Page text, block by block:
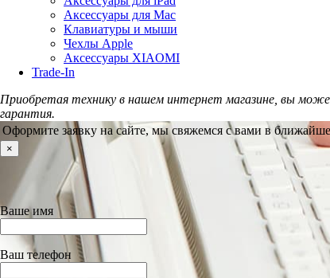
Аксессуары для Mac
Клавиатуры и мыши
Чехлы Apple
Аксессуары XIAOMI
Trade-In
Приобретая технику в нашем интернет магазине, вы
гарантия.
Оформите заявку на сайте, мы свяжемся с вами в
×
Ваше имя
Ваш телефон